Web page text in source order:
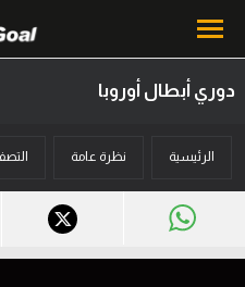
أخبار
مباريات
دوري أبطال أوروبا
الرئيسية نظرة عامة